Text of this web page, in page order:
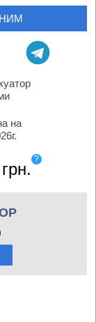
на
грн.
?